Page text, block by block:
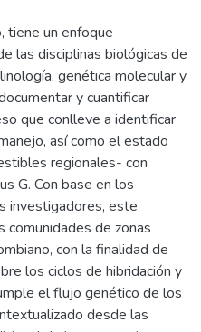
tiene un enfoque
las disciplinas biológicas de
genética molecular y
y cuantificar
que conlleve a identificar
así como el estado
regionales- con
G. Con base en los
investigadores, este
comunidades de zonas
con la finalidad de
los ciclos de hibridación y
el flujo genético de los
desde las